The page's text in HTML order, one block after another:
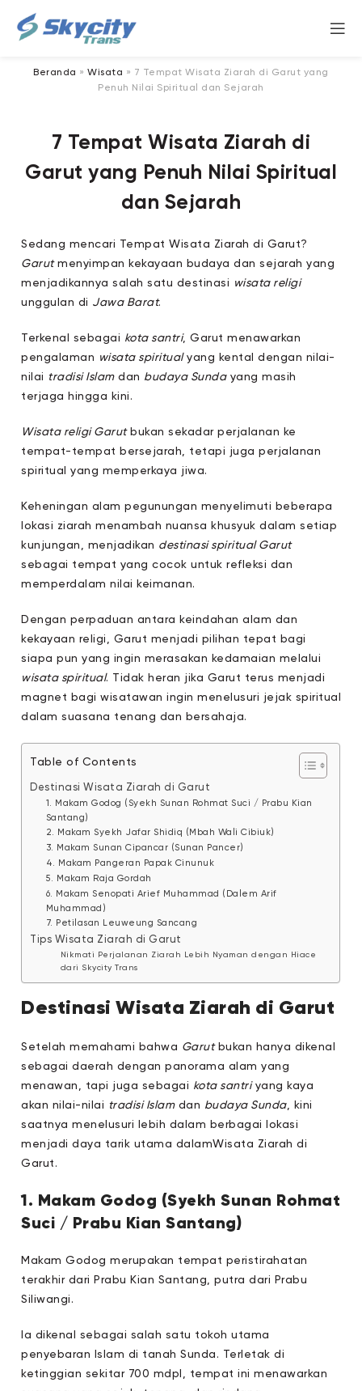
Beranda »Wisata » 7 Tempat Wisata Ziarah di Garut yang
Penuh Nilai Spiritual dan Sejarah
7 Tempat Wisata Ziarah di
Garut yang Penuh Nilai Spiritual
dan Sejarah
Sedang mencari Tempat Wisata Ziarah di Garut?
Garutmenyimpan kekayaan budaya dan sejarah yang
menjadikannya salah satu destinasi wisata religi
unggulan di Jawa Barat.
Terkenal sebagai kota santri, Garut menawarkan
pengalaman wisata spiritualyang kental dengan nilai-
nilai tradisi Islamdan budaya Sundayang masih
terjaga hingga kini.
Wisata religi Garutbukan sekadar perjalanan ke
tempat-tempat bersejarah, tetapi juga perjalanan
spiritual yang memperkaya jiwa.
Keheningan alam pegunungan menyelimuti beberapa
lokasi ziarah menambah nuansa khusyuk dalam setiap
kunjungan, menjadikan destinasi spiritual Garut
sebagai tempat yang cocok untuk refleksi dan
memperdalam nilai keimanan.
Dengan perpaduan antara keindahan alam dan
kekayaan religi, Garut menjadi pilihan tepat bagi
siapa pun yang ingin merasakan kedamaian melalui
wisata spiritual. Tidak heran jika Garut terus menjadi
magnet bagi wisatawan ingin menelusuri jejak spiritual
dalam suasana tenang dan bersahaja.
Table of Contents
Destinasi Wisata Ziarah di Garut
1. Makam Godog (Syekh Sunan Rohmat Suci / Prabu Kian
Santang)
2. Makam Syekh Jafar Shidiq (Mbah Wali Cibiuk)
3. Makam Sunan Cipancar (Sunan Pancer)
4. Makam Pangeran Papak Cinunuk
5. Makam Raja Gordah
6. Makam Senopati Arief Muhammad (Dalem Arif
Muhammad)
7. Petilasan Leuweung Sancang
Tips Wisata Ziarah di Garut
Nikmati Perjalanan Ziarah Lebih Nyaman dengan Hiace
dari Skycity Trans
Destinasi Wisata Ziarah di Garut
Setelah memahami bahwa Garutbukan hanya dikenal
sebagai daerah dengan panorama alam yang
menawan, tapi juga sebagai kota santriyang kaya
akan nilai-nilai tradisi Islamdan budaya Sunda, kini
saatnya menelusuri lebih dalam berbagai lokasi
menjadi daya tarik utama dalamWisata Ziarah di
Garut .
1. Makam Godog (Syekh Sunan Rohmat
Suci / Prabu Kian Santang)
Makam Godog merupakan tempat peristirahatan
terakhir dari Prabu Kian Santang, putra dari Prabu
Siliwangi.
Ia dikenal sebagai salah satu tokoh utama
penyebaran Islam di tanah Sunda. Terletak di
ketinggian sekitar 700 mdpl, tempat ini menawarkan